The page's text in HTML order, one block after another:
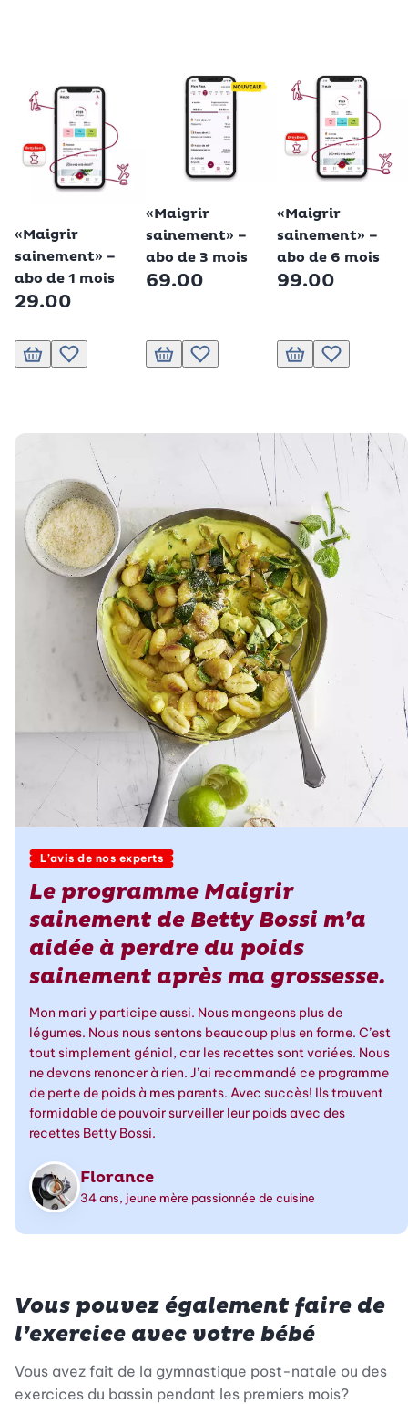
«Maigrir
sainement» –
abo de 1 mois
29.00
Ajouter au panier
Ajouter à la liste de souhaits.
«Maigrir
sainement» –
abo de 3 mois
69.00
Ajouter au panier
Ajouter à la liste de souhaits.
«Maigrir
sainement» –
abo de 6 mois
99.00
Ajouter au panier
Ajouter à la
L’avis de nos experts
Le programme Maigrir
sainement de Betty Bossi m’a
aidée à perdre du poids
sainement après ma grossesse.
Mon mari y participe aussi. Nous mangeons plus de
légumes. Nous nous sentons beaucoup plus en forme. C’est
tout simplement génial, car les recettes sont variées. Nous
ne devons renoncer à rien. J’ai recommandé ce programme
de perte de poids à mes parents. Avec succès! Ils trouvent
formidable de pouvoir surveiller leur poids avec des
recettes Betty Bossi.
Florance
34 ans, jeune mère passionnée de cuisine
Vous pouvez également faire de
l’exercice avec votre bébé
Vous avez fait de la gymnastique post-natale ou des
exercices du bassin pendant les premiers mois?